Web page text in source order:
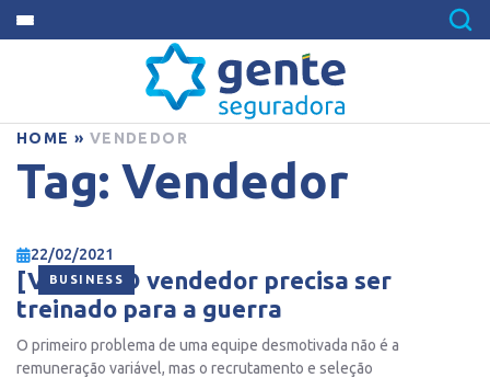
HOME » VENDEDOR
Tag: Vendedor
BUSINESS
22/02/2021
[VÍDEO] O vendedor precisa ser
treinado para a guerra
O primeiro problema de uma equipe desmotivada não é a
remuneração variável, mas o recrutamento e seleção